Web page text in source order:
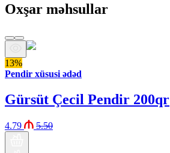
Oxşar məhsullar
13%
Pendir xüsusi ədəd
Gürsüt Çecil Pendir 200qr
4.79 5.50